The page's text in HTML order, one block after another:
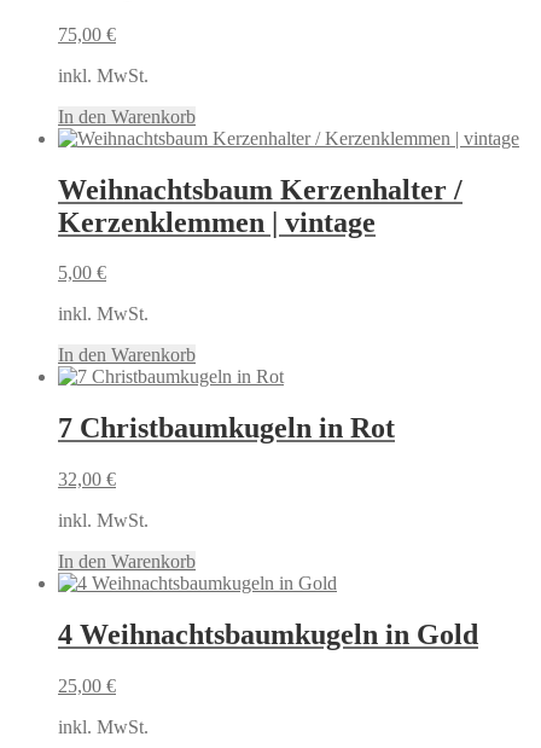
75,00 €
inkl. MwSt.
In den Warenkorb
Weihnachtsbaum Kerzenhalter /
Kerzenklemmen | vintage
5,00 €
inkl. MwSt.
In den Warenkorb
7 Christbaumkugeln in Rot
32,00 €
inkl. MwSt.
In den Warenkorb
4 Weihnachtsbaumkugeln in Gold
25,00 €
inkl. MwSt.